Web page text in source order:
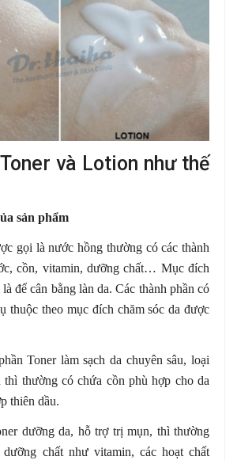
và Lotion như thế
sản phẩm
gọi là nước hồng thường có các thành
cồn, vitamin, dưỡng chất… Mục đích
để cân bằng làn da. Các thành phần có
thuộc theo mục đích chăm sóc da được
Toner làm sạch da chuyên sâu, loại
thì thường có chứa cồn phù hợp cho da
thiên dầu.
dưỡng da, hỗ trợ trị mụn, thì thường
chất như vitamin, các hoạt chất